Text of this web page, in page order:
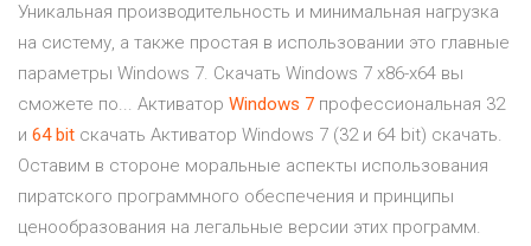
Уникальная производительность и минимальная нагрузка
на систему, а также простая в использовании это главные
параметры Windows 7. Скачать Windows 7 x86-x64 вы
сможете по... Активатор Windows 7 профессиональная 32
и 64 bit скачать Активатор Windows 7 (32 и 64 bit) скачать.
Оставим в стороне моральные аспекты использования
пиратского программного обеспечения и принципы
ценообразования на легальные версии этих программ.